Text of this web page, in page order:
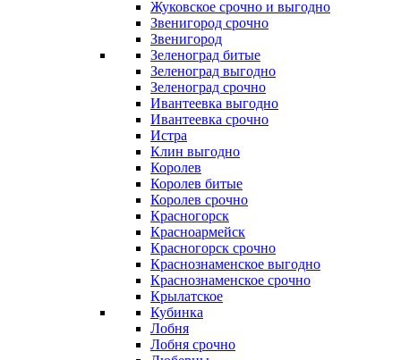
Жуковское срочно и выгодно
Звенигород срочно
Звенигород
Зеленоград битые
Зеленоград выгодно
Зеленоград срочно
Ивантеевка выгодно
Ивантеевка срочно
Истра
Клин выгодно
Королев
Королев битые
Королев срочно
Красногорск
Красноармейск
Красногорск срочно
Краснознаменское выгодно
Краснознаменское срочно
Крылатское
Кубинка
Лобня
Лобня срочно